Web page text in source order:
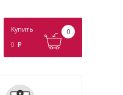
Купить
0 p
0